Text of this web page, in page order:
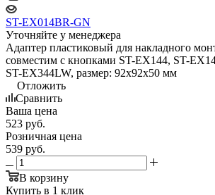
ST-EX014BR-GN
Уточняйте у менеджера
Адаптер пластиковый для накладного
совместим с кнопками ST-EX144, ST-
ST-EX344LW, размер: 92х92х50 мм
Отложить
Сравнить
Ваша цена
523 руб.
Розничная цена
539 руб.
В корзину
Купить в 1 клик